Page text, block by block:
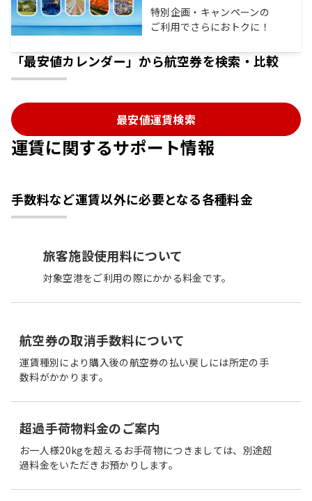
特別企画・キャンペーンの
ご利用でさらにおトクに！
「最安値カレンダー」から航空券を検索・比較
最安値運賃検索
運賃に関するサポート情報
手数料など運賃以外に必要となる各種料金
旅客施設使用料について
対象空港をご利用の際にかかる料金です。
航空券の取消手数料について
運賃種別により購入後の航空券の払い戻しには所定の手
数料がかかります。
超過手荷物料金のご案内
お一人様20kgを超えるお手荷物につきましては、別途超
過料金をいただきお預かりします。